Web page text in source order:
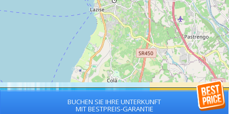
BUCHEN SIE IHRE UNTERKUNFT
MIT BESTPREIS-GARANTIE